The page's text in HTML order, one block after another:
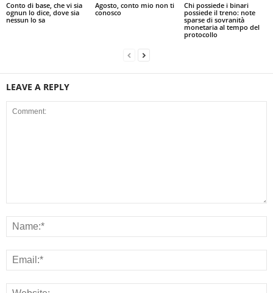
Conto di base, che vi sia
ognun lo dice, dove sia
nessun lo sa
Agosto, conto mio non ti
conosco
Chi possiede i binari
possiede il treno: note
sparse di sovranità
monetaria al tempo del
protocollo
LEAVE A REPLY